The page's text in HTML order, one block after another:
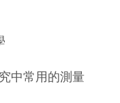
中常用的測量